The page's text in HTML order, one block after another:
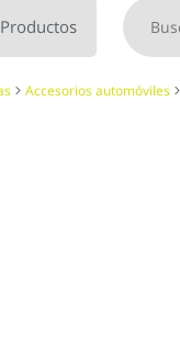
Productos
Accesorios automóviles